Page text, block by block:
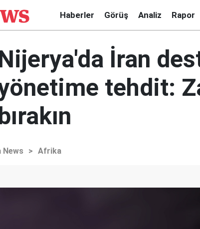
Haberler Görüş Analiz Rapor
İran
tehdit:
News > Afrika